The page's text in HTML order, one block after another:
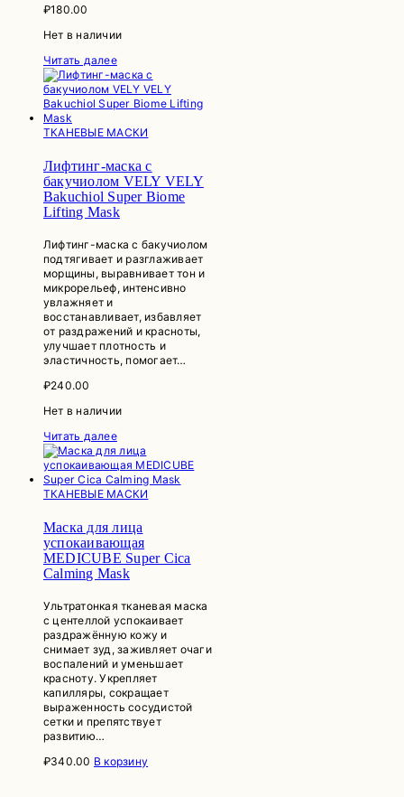
₽180.00
Нет в наличии
Читать далее
ТКАНЕВЫЕ МАСКИ
Лифтинг-маска с
бакучиолом VELY VELY
Bakuchiol Super Biome
Lifting Mask
Лифтинг-маска с бакучиолом
подтягивает и разглаживает
морщины, выравнивает тон и
микрорельеф, интенсивно
увлажняет и
восстанавливает, избавляет
от раздражений и красноты,
улучшает плотность и
эластичность, помогает…
₽240.00
Нет в наличии
Читать далее
ТКАНЕВЫЕ МАСКИ
Маска для лица
успокаивающая
MEDICUBE Super Cica
Calming Mask
Ультратонкая тканевая маска
с центеллой успокаивает
раздражённую кожу и
снимает зуд, заживляет очаги
воспалений и уменьшает
красноту. Укрепляет
капилляры, сокращает
выраженность сосудистой
сетки и препятствует
развитию…
₽340.00 В корзину